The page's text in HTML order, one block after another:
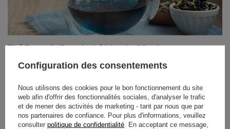
! Le thé de pois papillon, également connu sous le nom
de thé à base de Clitoria ternatea, est une infusion qui
ravit non seulement par sa saveur, mais surtout par sa
tour du monde auprès des amateurs de produits naturels
et des adeptes de belles photos dignes d'Instagram.
En savoir plus
Configuration des consentements
Nous utilisons des cookies pour le bon fonctionnement du site
web afin d'offrir des fonctionnalités sociales, d'analyser le trafic
et de mener des activités de marketing - tant par nous que par
nos partenaires de confiance. Pour plus d'informations, veuillez
consulter politique de confidentialité . En acceptant ce message,